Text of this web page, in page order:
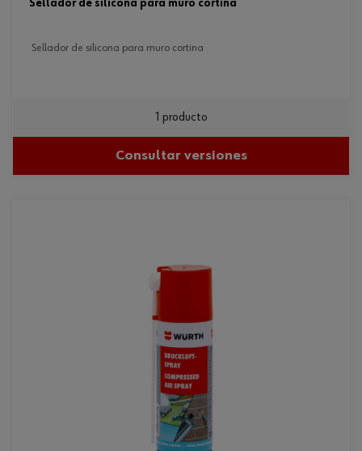
sellador de silicona para muro cortina
sellador de silicona para muro cortina
1 producto
Consultar versiones